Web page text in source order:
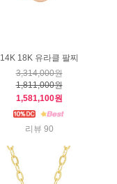
14K 18K 유라클 팔찌
3,314,000원
1,811,000원
1,581,100원
리뷰 90